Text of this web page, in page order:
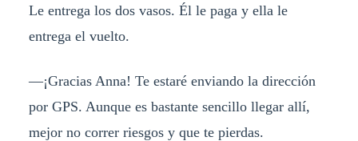
Le entrega los dos vasos. Él le paga y ella le
entrega el vuelto.
—¡Gracias Anna! Te estaré enviando la dirección
por GPS. Aunque es bastante sencillo llegar allí,
mejor no correr riesgos y que te pierdas.